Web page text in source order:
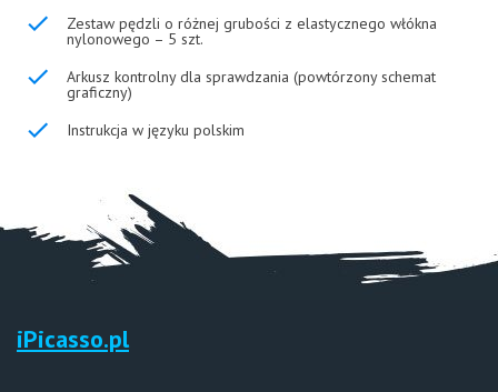
Zestaw pędzli o różnej grubości z elastycznego włókna
nylonowego – 5 szt.
Arkusz kontrolny dla sprawdzania (powtórzony schemat
graficzny)
Instrukcja w języku polskim
iPicasso.pl